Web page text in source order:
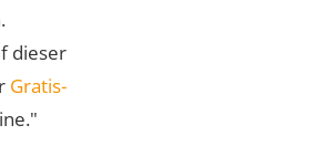
dieser
Gratis-